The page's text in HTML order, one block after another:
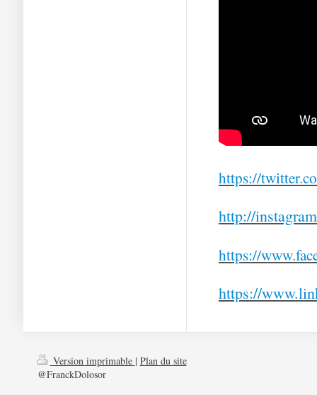
https://
http://
https://
https://
Version imprimable | Plan du site
@FranckDolosor